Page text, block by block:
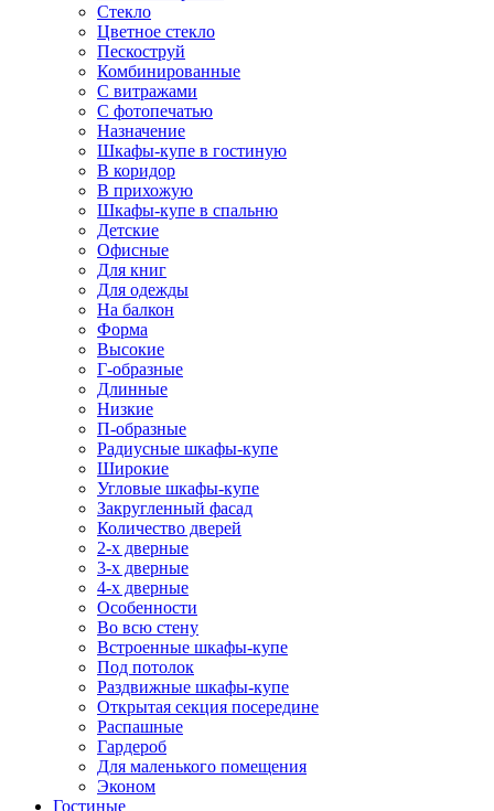
Стекло
Цветное стекло
Пескоструй
Комбинированные
С витражами
С фотопечатью
Назначение
Шкафы-купе в гостиную
В коридор
В прихожую
Шкафы-купе в спальню
Детские
Офисные
Для книг
Для одежды
На балкон
Форма
Высокие
Г-образные
Длинные
Низкие
П-образные
Радиусные шкафы-купе
Широкие
Угловые шкафы-купе
Закругленный фасад
Количество дверей
2-х дверные
3-х дверные
4-х дверные
Особенности
Во всю стену
Встроенные шкафы-купе
Под потолок
Раздвижные шкафы-купе
Открытая секция посередине
Распашные
Гардероб
Для маленького помещения
Эконом
Гостиные